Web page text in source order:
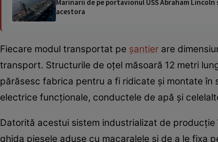
Marinarii de pe portavionul USS Abraham
acestora
Fiecare modul transportat pe șantier are
transport. Structurile de oțel măsoară 12 metri
părăsesc fabrica pentru a fi ridicate și montate
electrice funcționale, conductele de apă și
Datorită acestui sistem industrializat de
ghida piesele aduse cu macaralele și de a le fixa